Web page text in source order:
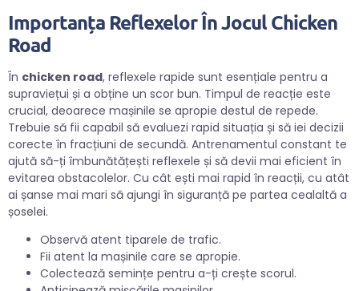
Importanța Reflexelor În Jocul Chicken
Road
În chicken road, reflexele rapide sunt esențiale pentru a
supraviețui și a obține un scor bun. Timpul de reacție este
crucial, deoarece mașinile se apropie destul de repede.
Trebuie să fii capabil să evaluezi rapid situația și să iei decizii
corecte în fracțiuni de secundă. Antrenamentul constant te
ajută să-ți îmbunătățești reflexele și să devii mai eficient în
evitarea obstacolelor. Cu cât ești mai rapid în reacții, cu atât
ai șanse mai mari să ajungi în siguranță pe partea cealaltă a
șoselei.
Observă atent tiparele de trafic.
Fii atent la mașinile care se apropie.
Colectează semințe pentru a-ți crește scorul.